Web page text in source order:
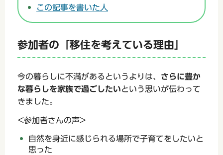
この記事を書いた人
参加者の「移住を考えている理由」
今の暮らしに不満があるというよりは、 さらに豊か
な暮らしを家族で過ごしたいという思いが伝わって
きました。
<参加者さんの声>
自然を身近に感じられる場所で子育てをしたいと
思った